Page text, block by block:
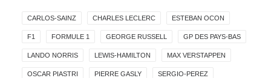
CARLOS-SAINZ CHARLES LECLERC ESTEBAN OCON
F1 FORMULE 1 GEORGE RUSSELL GP DES PAYS-BAS
LANDO NORRIS LEWIS-HAMILTON MAX VERSTAPPEN
OSCAR PIASTRI PIERRE GASLY SERGIO-PEREZ